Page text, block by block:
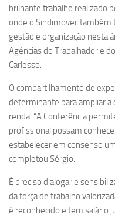
brilhante trabalho realizado
onde o Sindimovec também
gestão e organização nesta
Agências do Trabalhador e
Carlesso.
O compartilhamento de
determinante para ampliar a
renda. “A Conferência
profissional possam
estabelecer em consenso
completou Sérgio.
É preciso dialogar e
da força de trabalho
é reconhecido e tem salário